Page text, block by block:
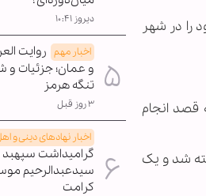
را در شهر
انجام
شد و یک
دیروز ۱۰:۴۱
اخبار مهم روایت
و عمان؛ جزئیات و
تنگه هرمز
۳ روز قبل
اخبار نهادهای دینی و
گرامیداشت
سیدعبدالرحیم
کرامت